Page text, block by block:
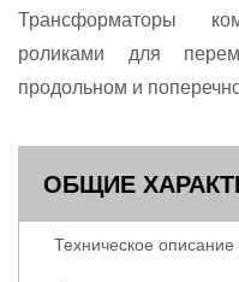
Трансформаторы
роликами для
продольном и
ОБЩИЕ
Техническое